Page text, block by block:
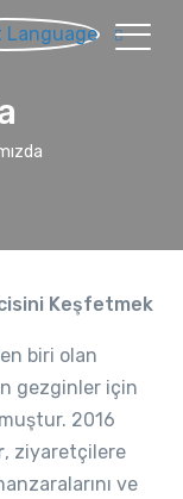
Keşfetmek
biri olan
gezginler için
2016
, ziyaretçilere
ve